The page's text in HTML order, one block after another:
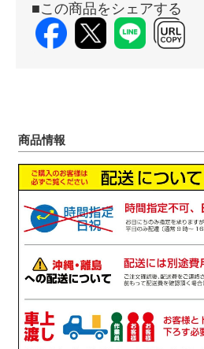
■この商品をシェアする
商品情報